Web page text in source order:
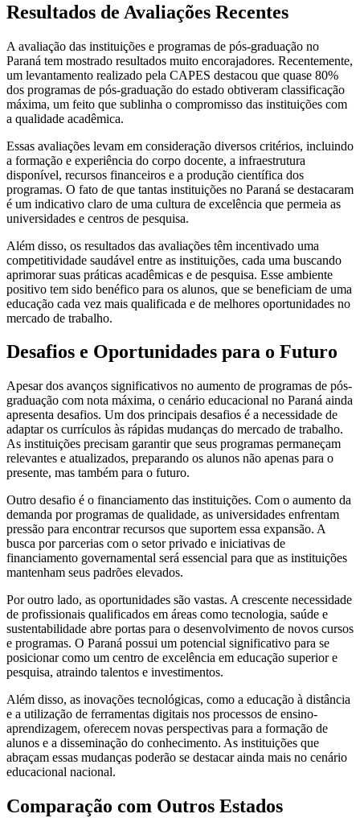
Resultados de Avaliações Recentes
A avaliação das instituições e programas de pós-graduação no
Paraná tem mostrado resultados muito encorajadores. Recentemente,
um levantamento realizado pela CAPES destacou que quase 80%
dos programas de pós-graduação do estado obtiveram classificação
máxima, um feito que sublinha o compromisso das instituições com
a qualidade acadêmica.
Essas avaliações levam em consideração diversos critérios, incluindo
a formação e experiência do corpo docente, a infraestrutura
disponível, recursos financeiros e a produção científica dos
programas. O fato de que tantas instituições no Paraná se destacaram
é um indicativo claro de uma cultura de excelência que permeia as
universidades e centros de pesquisa.
Além disso, os resultados das avaliações têm incentivado uma
competitividade saudável entre as instituições, cada uma buscando
aprimorar suas práticas acadêmicas e de pesquisa. Esse ambiente
positivo tem sido benéfico para os alunos, que se beneficiam de uma
educação cada vez mais qualificada e de melhores oportunidades no
mercado de trabalho.
Desafios e Oportunidades para o Futuro
Apesar dos avanços significativos no aumento de programas de pós-
graduação com nota máxima, o cenário educacional no Paraná ainda
apresenta desafios. Um dos principais desafios é a necessidade de
adaptar os currículos às rápidas mudanças do mercado de trabalho.
As instituições precisam garantir que seus programas permaneçam
relevantes e atualizados, preparando os alunos não apenas para o
presente, mas também para o futuro.
Outro desafio é o financiamento das instituições. Com o aumento da
demanda por programas de qualidade, as universidades enfrentam
pressão para encontrar recursos que suportem essa expansão. A
busca por parcerias com o setor privado e iniciativas de
financiamento governamental será essencial para que as instituições
mantenham seus padrões elevados.
Por outro lado, as oportunidades são vastas. A crescente necessidade
de profissionais qualificados em áreas como tecnologia, saúde e
sustentabilidade abre portas para o desenvolvimento de novos cursos
e programas. O Paraná possui um potencial significativo para se
posicionar como um centro de excelência em educação superior e
pesquisa, atraindo talentos e investimentos.
Além disso, as inovações tecnológicas, como a educação à distância
e a utilização de ferramentas digitais nos processos de ensino-
aprendizagem, oferecem novas perspectivas para a formação de
alunos e a disseminação do conhecimento. As instituições que
abraçam essas mudanças poderão se destacar ainda mais no cenário
educacional nacional.
Comparação com Outros Estados